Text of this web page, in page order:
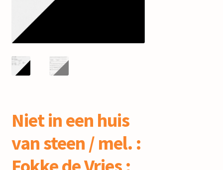
Niet in een huis
van steen / mel. :